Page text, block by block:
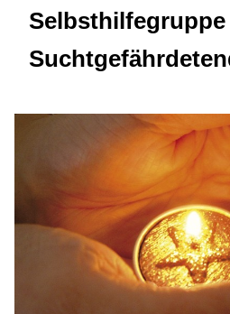
Selbsthilfegruppe